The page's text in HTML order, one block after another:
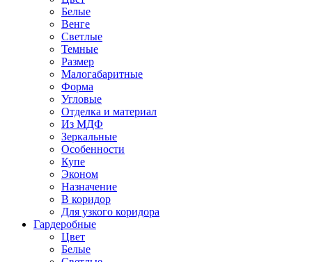
Белые
Венге
Светлые
Темные
Размер
Малогабаритные
Форма
Угловые
Отделка и материал
Из МДФ
Зеркальные
Особенности
Купе
Эконом
Назначение
В коридор
Для узкого коридора
Гардеробные
Цвет
Белые